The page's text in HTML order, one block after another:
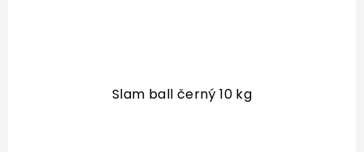
Slam ball černý 10 kg